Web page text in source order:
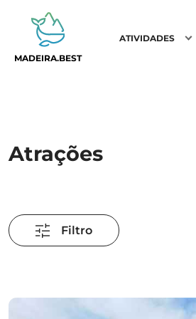
MADEIRA.BEST
ATIVIDADES
Atrações
Filtro